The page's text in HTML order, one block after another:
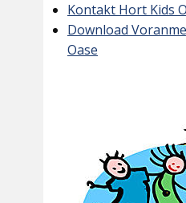
Kontakt Hort Kids
Download
Oase